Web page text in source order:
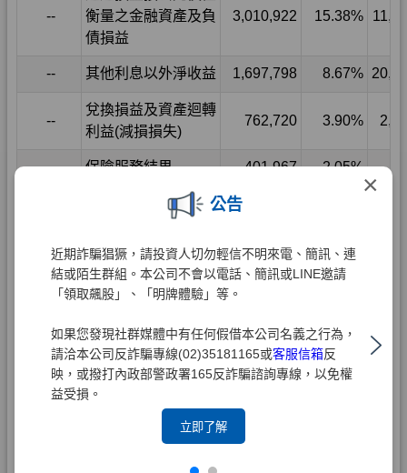
×
公告
近期詐騙猖獗，請投資人切勿輕信不明來電、簡訊、連
結或陌生群組。本公司不會以電話、簡訊或LINE邀請
「領取飆股」、「明牌體驗」等。
如果您發現社群媒體中有任何假借本公司名義之行為，
請洽本公司反詐騙專線(02)35181165或客服信箱反
映，或撥打內政部警政署165反詐騙諮詢專線，以免權
益受損。
立即了解